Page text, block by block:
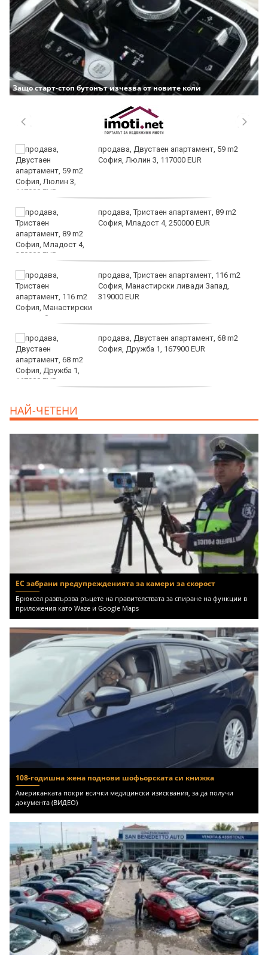
Защо старт-стоп бутонът изчезва от новите коли
продава, Двустаен апартамент, 59 m2
София, Люлин 3, 117000 EUR
продава, Тристаен апартамент, 89 m2
София, Младост 4, 250000 EUR
продава, Тристаен апартамент, 116 m2
София, Манастирски ливади Запад,
319000 EUR
продава, Двустаен апартамент, 68 m2
София, Дружба 1, 167900 EUR
НАЙ-ЧЕТЕНИ
ЕС забрани предупрежденията за камери за скорост
Брюксел развързва ръцете на правителствата за спиране на функции в
приложения като Waze и Google Maps
108-годишна жена поднови шофьорската си книжка
Американката покри всички медицински изисквания, за да получи
документа (ВИДЕО)